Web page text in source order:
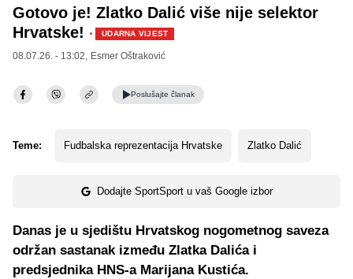
Gotovo je! Zlatko Dalić više nije selektor
Hrvatske! · UDARNA VIJEST
08.07.26. - 13:02, Esmer Oštraković
Poslušajte članak
Teme: Fudbalska reprezentacija Hrvatske Zlatko Dalić
Dodajte SportSport u vaš Google izbor
Danas je u sjedištu Hrvatskog nogometnog saveza
održan sastanak između Zlatka Dalića i
predsjednika HNS-a Marijana Kustića.